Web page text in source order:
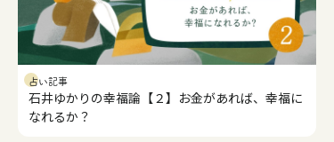
占い記事
石井ゆかりの幸福論【２】お金があれば、幸福に
なれるか？